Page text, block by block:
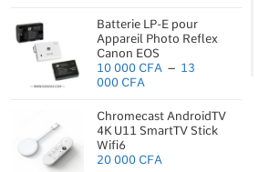
Batterie LP-E pour
Appareil Photo Reflex
Canon EOS
10 000 CFA – 13
000 CFA
Chromecast AndroidTV
4K U11 SmartTV Stick
Wifi6
20 000 CFA